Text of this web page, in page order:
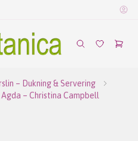
– Dukning & Servering
– Christina Campbell